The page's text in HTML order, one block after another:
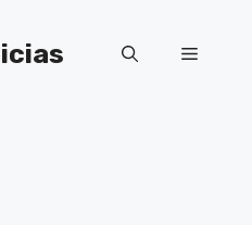
Menú